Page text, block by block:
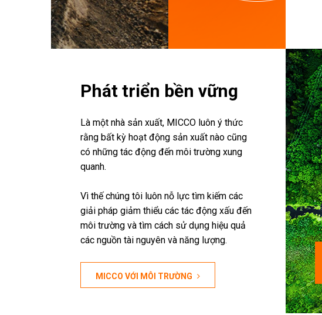
Phát triển bền vững
Là một nhà sản xuất, MICCO luôn ý thức
rằng bất kỳ hoạt động sản xuất nào cũng
có những tác động đến môi trường xung
quanh.
Vì thế chúng tôi luôn nỗ lực tìm kiếm các
giải pháp giảm thiểu các tác động xấu đến
môi trường và tìm cách sử dụng hiệu quả
các nguồn tài nguyên và năng lượng.
MICCO VỚI MÔI TRƯỜNG